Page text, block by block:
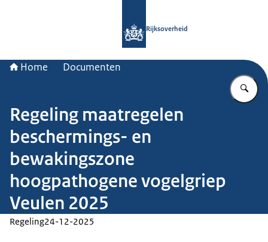
Rijksoverheid
Home Documenten
Regeling maatregelen
beschermings- en
bewakingszone
hoogpathogene vogelgriep
Veulen 2025
Regeling24-12-2025